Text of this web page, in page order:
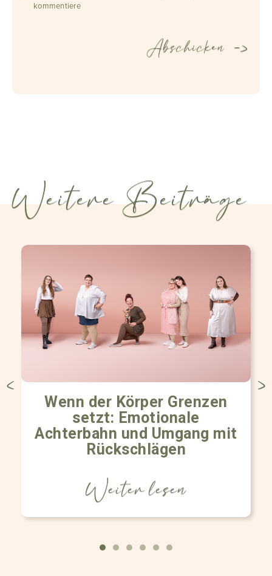
kommentiere
Weitere Beiträge
Wenn der Körper Grenzen
setzt: Emotionale
Achterbahn und Umgang mit
Rückschlägen
Weiter lesen